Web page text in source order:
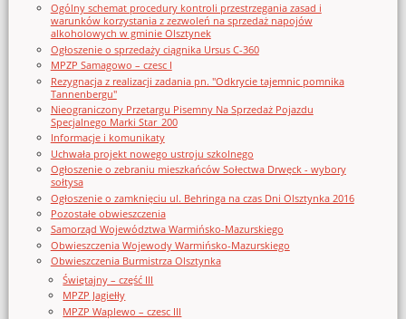
Ogólny schemat procedury kontroli przestrzegania zasad i
warunków korzystania z zezwoleń na sprzedaż napojów
alkoholowych w gminie Olsztynek
Ogłoszenie o sprzedaży ciągnika Ursus C-360
MPZP Samagowo – czesc I
Rezygnacja z realizacji zadania pn. "Odkrycie tajemnic pomnika
Tannenbergu"
Nieograniczony Przetargu Pisemny Na Sprzedaż Pojazdu
Specjalnego Marki Star_200
Informacje i komunikaty
Uchwała projekt nowego ustroju szkolnego
Ogłoszenie o zebraniu mieszkańców Sołectwa Drwęck - wybory
sołtysa
Ogłoszenie o zamknięciu ul. Behringa na czas Dni Olsztynka 2016
Pozostałe obwieszczenia
Samorząd Województwa Warmińsko-Mazurskiego
Obwieszczenia Wojewody Warmińsko-Mazurskiego
Obwieszczenia Burmistrza Olsztynka
Świętajny – część III
MPZP Jagiełły
MPZP Waplewo – czesc III